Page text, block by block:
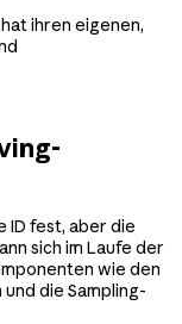
ihren eigenen,
ID fest, aber die
sich im Laufe der
wie den
die Sampling-